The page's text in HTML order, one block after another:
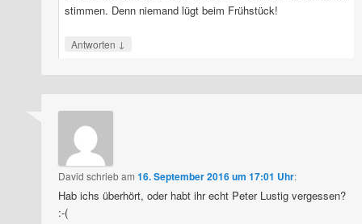
stimmen. Denn niemand lügt beim Frühstück!
Antworten ↓
David schriebam16. September 2016 um 17:01 Uhr:
Hab ichs überhört, oder habt ihr echt Peter Lustig vergessen?
:-(